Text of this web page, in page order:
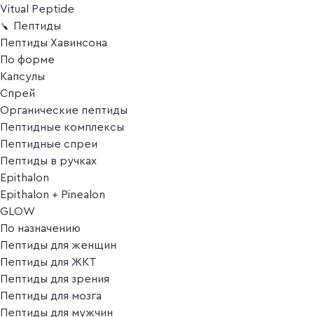
Vitual Peptide
Пептиды
Пептиды Хавинсона
По форме
Капсулы
Спрей
Органические пептиды
Пептидные комплексы
Пептидные спреи
Пептиды в ручках
Epithalon
Epithalon + Pinealon
GLOW
По назначению
Пептиды для женщин
Пептиды для ЖКТ
Пептиды для зрения
Пептиды для мозга
Пептиды для мужчин